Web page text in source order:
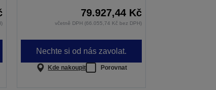
79.927,44 Kč
včetně DPH (66.055,74 Kč bez DPH)
Nechte si od nás zavolat.
Kde nakoupit Porovnat